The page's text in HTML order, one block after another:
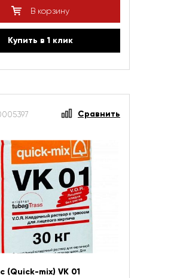
В корзину
Купить в 1 клик
Сравнить
(Quick-mix) VK 01